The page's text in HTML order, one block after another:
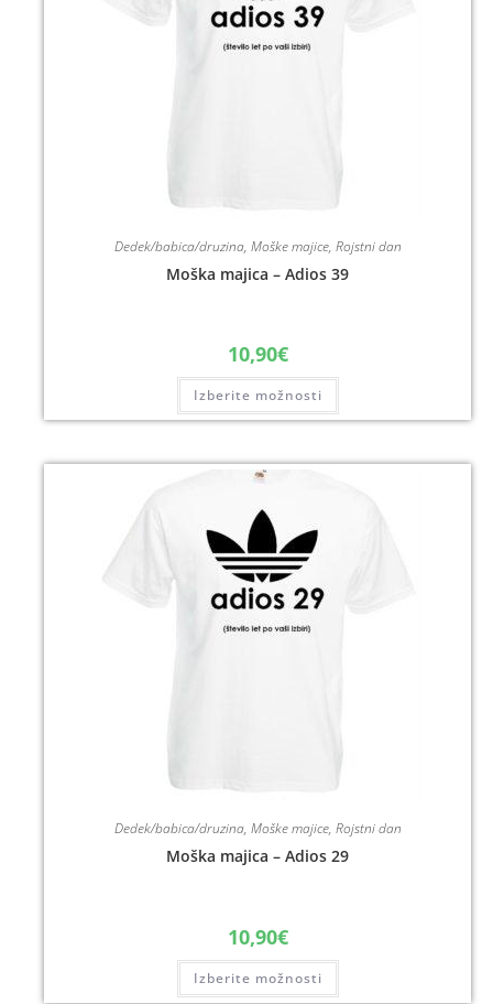
Dedek/babica/druzina, Moške majice, Rojstni dan
Moška majica – Adios 39
10,90€
Izberite možnosti
Dedek/babica/druzina, Moške majice, Rojstni dan
Moška majica – Adios 29
10,90€
Izberite možnosti